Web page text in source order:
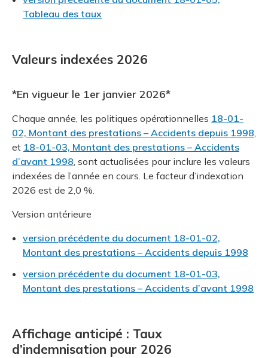
Tableau des taux
Valeurs indexées 2026
*En vigueur le 1er janvier 2026*
Chaque année, les politiques opérationnelles 18-01-
02, Montant des prestations – Accidents depuis 1998
et 18-01-03, Montant des prestations – Accidents
d’avant 1998 , sont actualisées pour inclure les valeurs
indexées de l’année en cours. Le facteur d’indexation
2026 est de 2,0 %.
Version antérieure
version précédente du document 18-01-02,
Montant des prestations – Accidents depuis 1998
version précédente du document 18-01-03,
Montant des prestations – Accidents d’avant 1998
Affichage anticipé : Taux
d’indemnisation pour 2026